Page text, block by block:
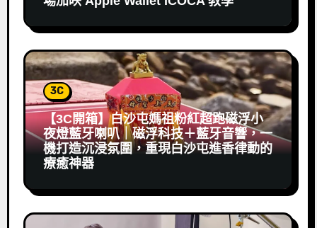
3C
【3C開箱】白沙屯媽祖粉紅超跑磁浮小
夜燈藍牙喇叭｜磁浮科技＋藍牙音響，一
機打造沉浸氛圍，重現白沙屯進香律動的
療癒神器